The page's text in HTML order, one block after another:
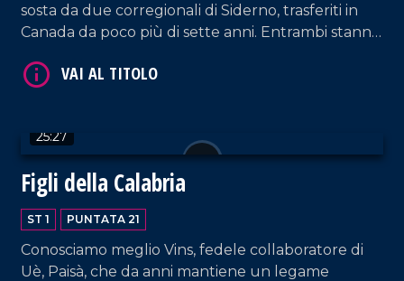
sosta da due corregionali di Siderno, trasferiti in
Canada da poco più di sette anni. Entrambi stanno
questa nuova avventura. Ascoltiamo le loro storie.
25:27
Figli della Calabria
ST 1 PUNTATA 21
Conosciamo meglio Vins, fedele collaboratore di
Uè, Paisà, che da anni mantiene un legame
VAI AL TITOLO
VAI AL TITOLO